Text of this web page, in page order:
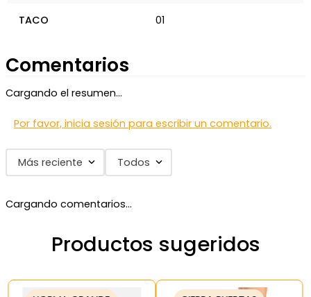
TACO 01
Comentarios
Cargando el resumen…
Por favor, inicia sesión para escribir un comentario.
Más reciente Todos
Cargando comentarios…
Productos sugeridos